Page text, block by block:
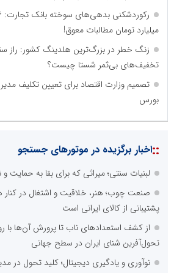
میلیارد تومان مطالبات معوق!
زنگ خطر در بزرگ‌ترین هلدینگ کشور: راز
تخفیف‌های بی‌ثمر شستا چیست؟
تصمیم وزارت اقتصاد برای تعیین تکلیف
بورس
::اخبار برگزیده در موتورهای جستجو
لبنیات سنتی؛ میراثی که برای بقا به حمایت و
صنعت چوب؛ هنر، خلاقیت و اشتغال در کنار
پشتیبانی از کالای ایرانی است
از کشف استعدادهای ناب تا پرورش آن‌ها با
تحول‌آفرین شنای ایران در سطح جهانی
نوآوری و یادگیری دیجیتال؛ کلید تحول در